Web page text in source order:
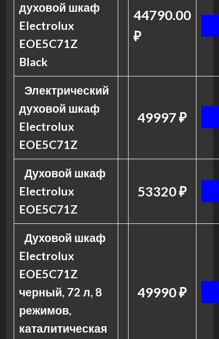
духовой шкаф
Electrolux
EOE5C71Z
Black
44790.00
₽
Электрический
духовой шкаф
Electrolux
EOE5C71Z
49997 ₽
Духовой шкаф
Electrolux
EOE5C71Z
53320 ₽
Духовой шкаф
Electrolux
EOE5C71Z
черный, 72 л, 8
режимов,
каталитическая
49990 ₽